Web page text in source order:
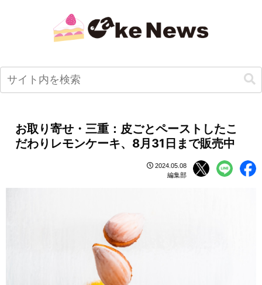
お取り寄せ・三重：皮ごとペーストしたこ
だわりレモンケーキ、8月31日まで販売中
2024.05.08
編集部